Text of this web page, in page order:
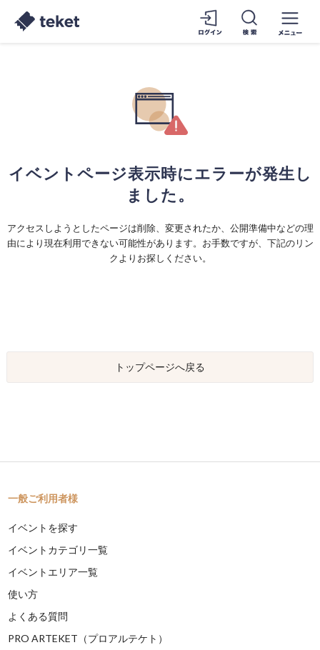
イベントページ表示時にエラーが発生し
ました。
アクセスしようとしたページは削除、変更されたか、公開準備中などの理
由により現在利用できない可能性があります。お手数ですが、下記のリン
クよりお探しください。
トップページへ戻る
一般ご利用者様
イベントを探す
イベントカテゴリ一覧
イベントエリア一覧
使い方
よくある質問
PRO ARTEKET（プロアルテケト）